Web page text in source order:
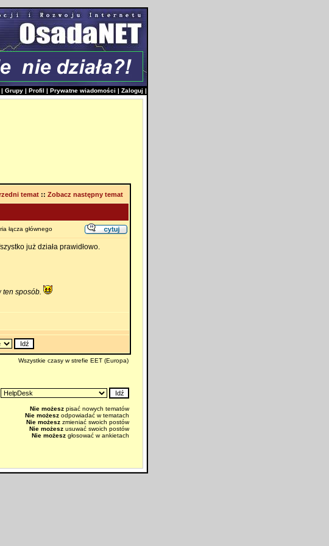
| Grupy | Profil | Prywatne wiadomości | Zaloguj |
temat:: Zobacz następny temat
łącza głównego
już działa prawidłowo.
ten sposób.
Wszystkie czasy w strefie EET (Europa)
Nie możeszpisać nowych tematów
Nie możeszodpowiadać w tematach
Nie możeszzmieniać swoich postów
Nie możeszusuwać swoich postów
Nie możeszgłosować w ankietach